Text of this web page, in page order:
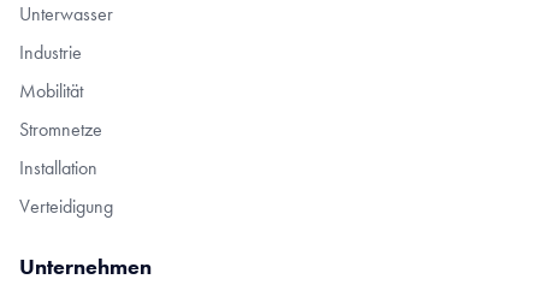
Unterwasser
Industrie
Mobilität
Stromnetze
Installation
Verteidigung
Unternehmen